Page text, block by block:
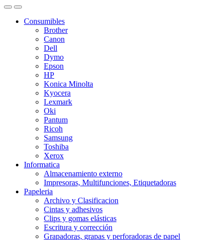
Consumibles
Brother
Canon
Dell
Dymo
Epson
HP
Konica Minolta
Kyocera
Lexmark
Oki
Pantum
Ricoh
Samsung
Toshiba
Xerox
Informatica
Almacenamiento externo
Impresoras, Multifunciones, Etiquetadoras
Papeleria
Archivo y Clasificacion
Cintas y adhesivos
Clips y gomas elásticas
Escritura y corrección
Grapadoras, grapas y perforadoras de papel